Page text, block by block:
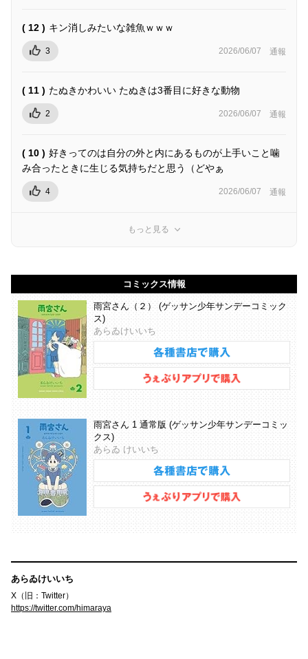
( 12 ) キン消しみたいな雑魚ｗｗｗ
3 2026/06/07 通報
( 11 ) たぬきかわいい たぬきは3番目に好きな動物
2 2026/06/07 通報
( 10 ) 好きってのは自分の外と内にあるものが上手いこと噛
み合ったときに生じる気持ちだと思う（どやぁ
4 2026/06/07 通報
もっと見る
コミックス情報
雨宮さん（２） (ゲッサン少年サンデーコミック
ス)
あらゐけいいち
雨宮さん 1 通常版 (ゲッサン少年サンデーコミッ
クス)
あらゐ けいいち
あらゐけいいち
X（旧：Twitter）
https://twitter.com/himaraya